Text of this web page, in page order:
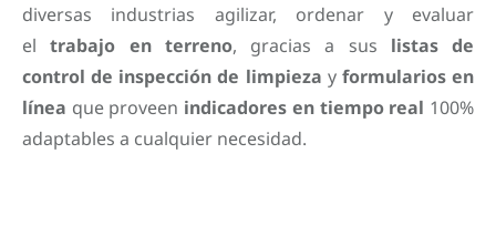
diversas industrias agilizar, ordenar y evaluar
eltrabajo en terreno, gracias a sus listas de
control de inspección de limpieza y formularios en
línea que proveen indicadores en tiempo real 100%
adaptables a cualquier necesidad.